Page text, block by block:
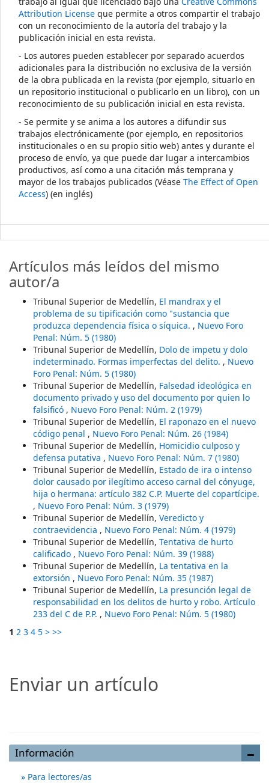
Attribution License que permite a otros compartir el trabajo
con un reconocimiento de la autoría del trabajo y la
publicación inicial en esta revista.
- Los autores pueden establecer por separado acuerdos
adicionales para la distribución no exclusiva de la versión
de la obra publicada en la revista (por ejemplo, situarlo en
un repositorio institucional o publicarlo en un libro), con un
reconocimiento de su publicación inicial en esta revista.
- Se permite y se anima a los autores a difundir sus
trabajos electrónicamente (por ejemplo, en repositorios
institucionales o en su propio sitio web) antes y durante el
proceso de envío, ya que puede dar lugar a intercambios
productivos, así como a una citación más temprana y
mayor de los trabajos publicados (Véase The Effect of Open
Access) (en inglés)
Artículos más leídos del mismo
autor/a
Tribunal Superior de Medellín, El mandrax y el
problema de su tipificación como "sustancia que
produzca dependencia física o síquica. , Nuevo Foro
Penal: Núm. 5 (1980)
Tribunal Superior de Medellín, Dolo de impetu y dolo
indeterminado. Formas imperfectas del delito. , Nuevo
Foro Penal: Núm. 5 (1980)
Tribunal Superior de Medellín, Falsedad ideológica en
documento privado y uso del documento por quien lo
falsificó , Nuevo Foro Penal: Núm. 2 (1979)
Tribunal Superior de Medellín, El raponazo en el nuevo
código penal , Nuevo Foro Penal: Núm. 26 (1984)
Tribunal Superior de Medellín, Homicidio culposo y
defensa putativa , Nuevo Foro Penal: Núm. 7 (1980)
Tribunal Superior de Medellín, Estado de ira o intenso
dolor causado por ilegítimo acceso carnal del cónyuge,
hija o hermana: artículo 382 C.P. Muerte del copartícipe.
, Nuevo Foro Penal: Núm. 3 (1979)
Tribunal Superior de Medellín, Veredicto y
contraevidencia , Nuevo Foro Penal: Núm. 4 (1979)
Tribunal Superior de Medellín, Tentativa de hurto
calificado , Nuevo Foro Penal: Núm. 39 (1988)
Tribunal Superior de Medellín, La tentativa en la
extorsión , Nuevo Foro Penal: Núm. 35 (1987)
Tribunal Superior de Medellín, La presunción legal de
responsabilidad en los delitos de hurto y robo. Artículo
233 del C de P.P. , Nuevo Foro Penal: Núm. 5 (1980)
1 2 3 4 5 > >>
Enviar un artículo
Información
Para lectores/as